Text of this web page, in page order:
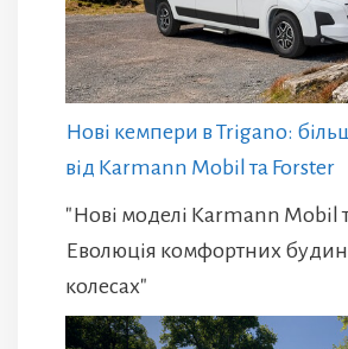
Нові кемпери в Trigano:
від Karmann Mobil та Forster
"Нові моделі Karmann Mobil
Еволюція комфортних
колесах"